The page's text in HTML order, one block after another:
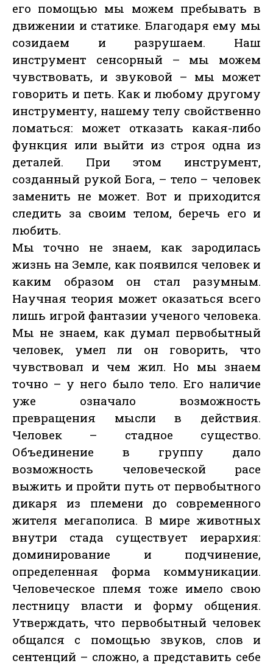
его помощью мы можем пребывать в
движении и статике. Благодаря ему мы
созидаем и разрушаем. Наш
инструмент сенсорный – мы можем
чувствовать, и звуковой – мы может
говорить и петь. Как и любому другому
инструменту, нашему телу свойственно
ломаться: может отказать какая-либо
функция или выйти из строя одна из
деталей. При этом инструмент,
созданный рукой Бога, – тело – человек
заменить не может. Вот и приходится
следить за своим телом, беречь его и
любить.
Мы точно не знаем, как зародилась
жизнь на Земле, как появился человек и
каким образом он стал разумным.
Научная теория может оказаться всего
лишь игрой фантазии ученого человека.
Мы не знаем, как думал первобытный
человек, умел ли он говорить, что
чувствовал и чем жил. Но мы знаем
точно – у него было тело. Его наличие
уже означало возможность
превращения мысли в действия.
Человек – стадное существо.
Объединение в группу дало
возможность человеческой расе
выжить и пройти путь от первобытного
дикаря из племени до современного
жителя мегаполиса. В мире животных
внутри стада существует иерархия:
доминирование и подчинение,
определенная форма коммуникации.
Человеческое племя тоже имело свою
лестницу власти и форму общения.
Утверждать, что первобытный человек
общался с помощью звуков, слов и
сентенций – сложно, а представить себе